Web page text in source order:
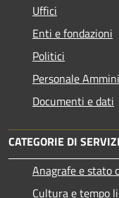
Uffici
Enti e fondazioni
Politici
Personale
Documenti e dati
CATEGORIE DI
Anagrafe e stato
Cultura e tempo